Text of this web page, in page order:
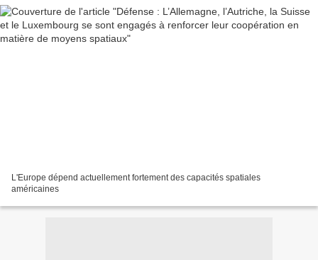
L'Europe dépend actuellement fortement des capacités spatiales
américaines